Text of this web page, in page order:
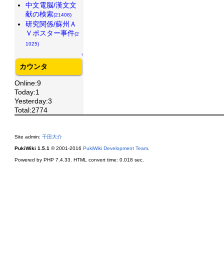
中文電脳/漢文文
献の検索(21408)
研究関係/蘇州Ａ
Ｖポスター事件(2
1025)
↑
カウンタ
Online:9
Today:1
Yesterday:3
Total:2774
Site admin: 千田大介
PukiWiki 1.5.1 © 2001-2016 PukiWiki Development Team
Powered by PHP 7.4.33. HTML convert time: 0.018 sec.